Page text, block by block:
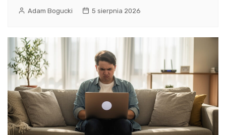
Adam Bogucki 5 sierpnia 2026